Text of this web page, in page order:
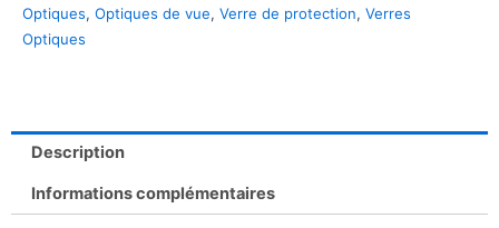
Optiques, Optiques de vue, Verre de protection, Verres
Optiques
Description
Informations complémentaires